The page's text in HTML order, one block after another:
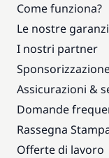
Come funziona?
Le nostre
I nostri partner
Assicurazioni &
Domande
Rassegna
Offerte di lavoro